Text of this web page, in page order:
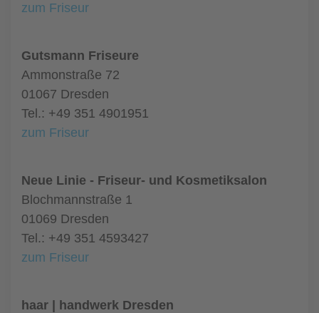
zum Friseur
Gutsmann Friseure
Ammonstraße 72
01067 Dresden
Tel.: +49 351 4901951
zum Friseur
Neue Linie - Friseur- und Kosmetiksalon
Blochmannstraße 1
01069 Dresden
Tel.: +49 351 4593427
zum Friseur
haar | handwerk Dresden